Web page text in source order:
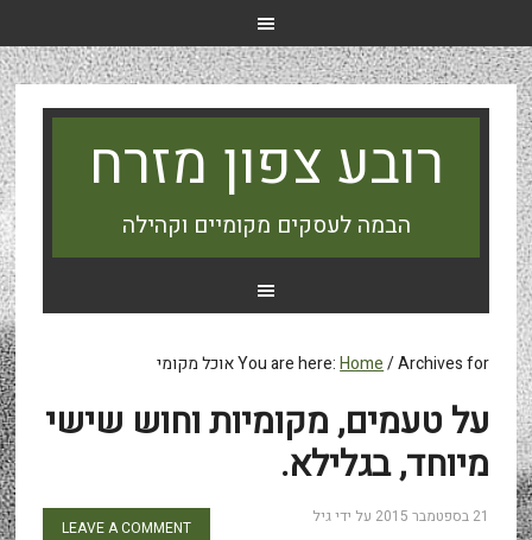
רובע צפון מזרח
הבמה לעסקים מקומיים וקהילה
You are here:Home/Archives for אוכל מקומי
על טעמים, מקומיות וחוש שישי
מיוחד, בגלילא.
21 בספטמבר 2015 על ידיגיל
LEAVE A COMMENT